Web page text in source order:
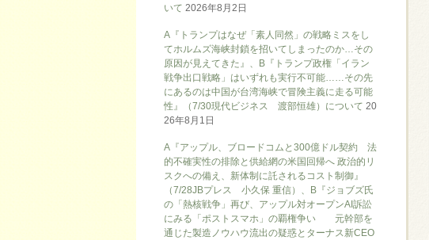
いて 2026年8月2日
A『トランプはなぜ「素人同然」の戦略ミスをし
てホルムズ海峡封鎖を招いてしまったのか…その
原因が見えてきた』、B『トランプ政権「イラン
戦争出口戦略」はいずれも実行不可能……その先
にあるのは中国が台湾海峡で冒険主義に走る可能
性』（7/30現代ビジネス 渡部恒雄）について 20
26年8月1日
A『アップル、ブロードコムと300億ドル契約 法
的不確実性の排除と供給網の米国回帰へ 政治的リ
スクへの備え、新体制に託されるコスト制御』
（7/28JBプレス 小久保 重信）、B『ジョブズ氏
の「熱核戦争」再び、アップル対オープンAI訴訟
にみる「ポストスマホ」の覇権争い 元幹部を
通じた製造ノウハウ流出の疑惑とターナス新CEO